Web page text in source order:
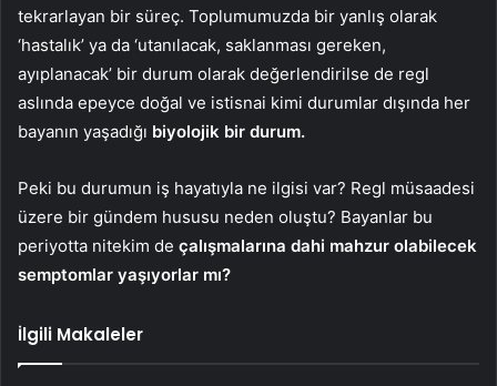
tekrarlayan bir süreç. Toplumumuzda bir yanlış olarak
‘hastalık’ ya da ‘utanılacak, saklanması gereken,
ayıplanacak’ bir durum olarak değerlendirilse de regl
aslında epeyce doğal ve istisnai kimi durumlar dışında her
bayanın yaşadığı biyolojik bir durum.
Peki bu durumun iş hayatıyla ne ilgisi var? Regl müsaadesi
üzere bir gündem hususu neden oluştu? Bayanlar bu
periyotta nitekim de çalışmalarına dahi mahzur olabilecek
semptomlar yaşıyorlar mı?
İlgili Makaleler